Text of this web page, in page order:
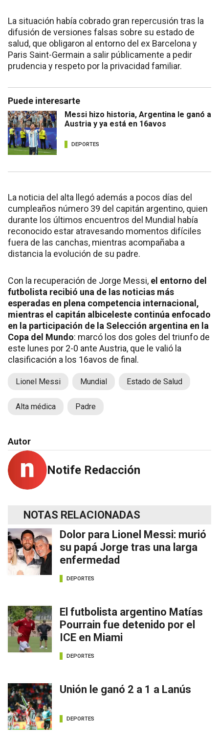
La situación había cobrado gran repercusión tras la
difusión de versiones falsas sobre su estado de
salud, que obligaron al entorno del ex Barcelona y
Paris Saint-Germain a salir públicamente a pedir
prudencia y respeto por la privacidad familiar.
Puede interesarte
Messi hizo historia, Argentina le ganó a
Austria y ya está en 16avos
DEPORTES
La noticia del alta llegó además a pocos días del
cumpleaños número 39 del capitán argentino, quien
durante los últimos encuentros del Mundial había
reconocido estar atravesando momentos difíciles
fuera de las canchas, mientras acompañaba a
distancia la evolución de su padre.
Con la recuperación de Jorge Messi, el entorno del
futbolista recibió una de las noticias más
esperadas en plena competencia internacional,
mientras el capitán albiceleste continúa enfocado
en la participación de la Selección argentina en la
Copa del Mundo: marcó los dos goles del triunfo de
este lunes por 2-0 ante Austria, que le valió la
clasificación a los 16avos de final.
Lionel Messi Mundial Estado de Salud
Alta médica Padre
Autor
Notife Redacción
NOTAS RELACIONADAS
Dolor para Lionel Messi: murió
su papá Jorge tras una larga
enfermedad
DEPORTES
El futbolista argentino Matías
Pourrain fue detenido por el
ICE en Miami
DEPORTES
Unión le ganó 2 a 1 a Lanús
DEPORTES